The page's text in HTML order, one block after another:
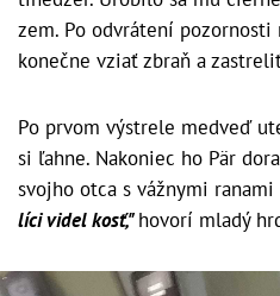
zem. Po odvrátení
konečne vziať zbraň a
Po prvom výstrele medveď
si ľahne. Nakoniec ho Pär
svojho otca s vážnymi
líci videl kosť,"hovorí mladý